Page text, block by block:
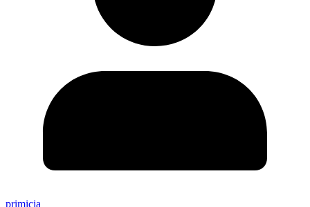
primicia